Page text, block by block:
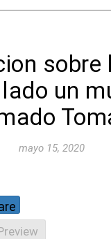
sobre
un
mayo 15, 2020